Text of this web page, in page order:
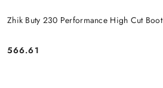
Zhik Buty 230 Performance High Cut Boot
Cena:
566.61